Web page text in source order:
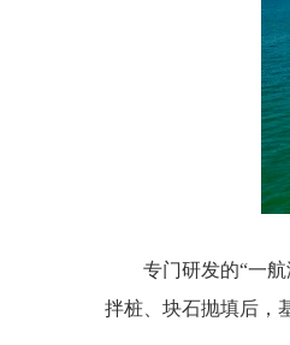
专门研发的“一
拌桩、块石抛填后，